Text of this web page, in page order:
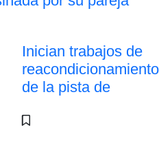
Inician trabajos de
reacondicionamiento
de la pista de